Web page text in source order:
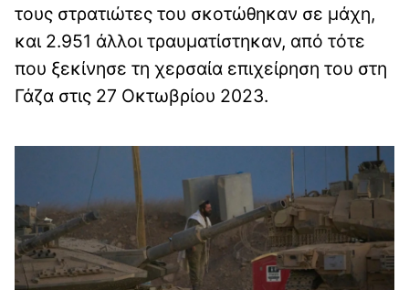
τους στρατιώτες του σκοτώθηκαν σε μάχη,
και 2.951 άλλοι τραυματίστηκαν, από τότε
που ξεκίνησε τη χερσαία επιχείρηση του στη
Γάζα στις 27 Οκτωβρίου 2023.